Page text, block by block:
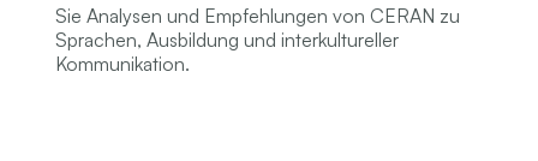
Sie Analysen und Empfehlungen von CERAN zu
Sprachen, Ausbildung und interkultureller
Kommunikation.